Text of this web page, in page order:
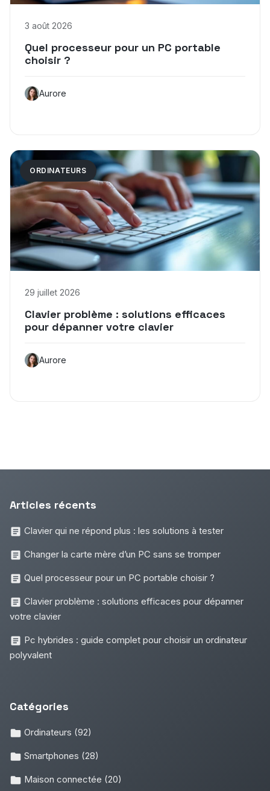
3 août 2026
Quel processeur pour un PC portable
choisir ?
Aurore
ORDINATEURS
29 juillet 2026
Clavier problème : solutions efficaces
pour dépanner votre clavier
Aurore
Articles récents
Clavier qui ne répond plus : les solutions à tester
Changer la carte mère d’un PC sans se tromper
Quel processeur pour un PC portable choisir ?
Clavier problème : solutions efficaces pour dépanner
votre clavier
Pc hybrides : guide complet pour choisir un ordinateur
polyvalent
Catégories
Ordinateurs (92)
Smartphones (28)
Maison connectée (20)